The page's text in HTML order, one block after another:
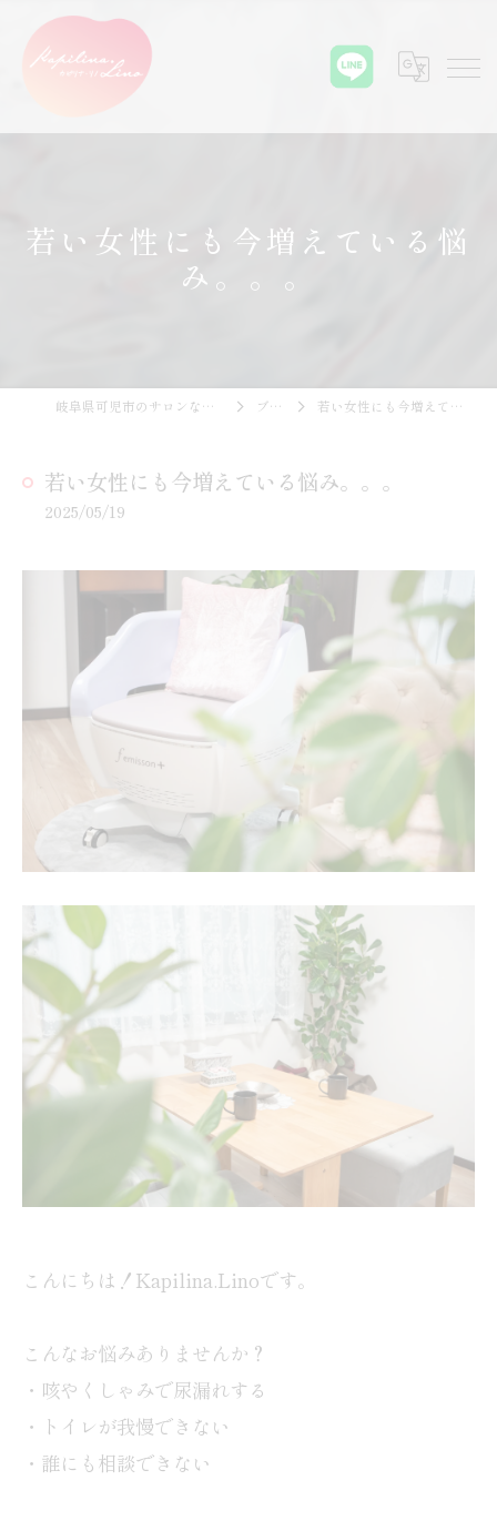
若い女性にも今増えている悩
み。。。
岐阜県可児市のサロンならKapilina.Lino ブログ 若い女性にも今増えている悩み。。。
若い女性にも今増えている悩み。。。
2025/05/19
こんにちは！Kapilina.Linoです。
こんなお悩みありませんか？
・咳やくしゃみで尿漏れする
・トイレが我慢できない
・誰にも相談できない